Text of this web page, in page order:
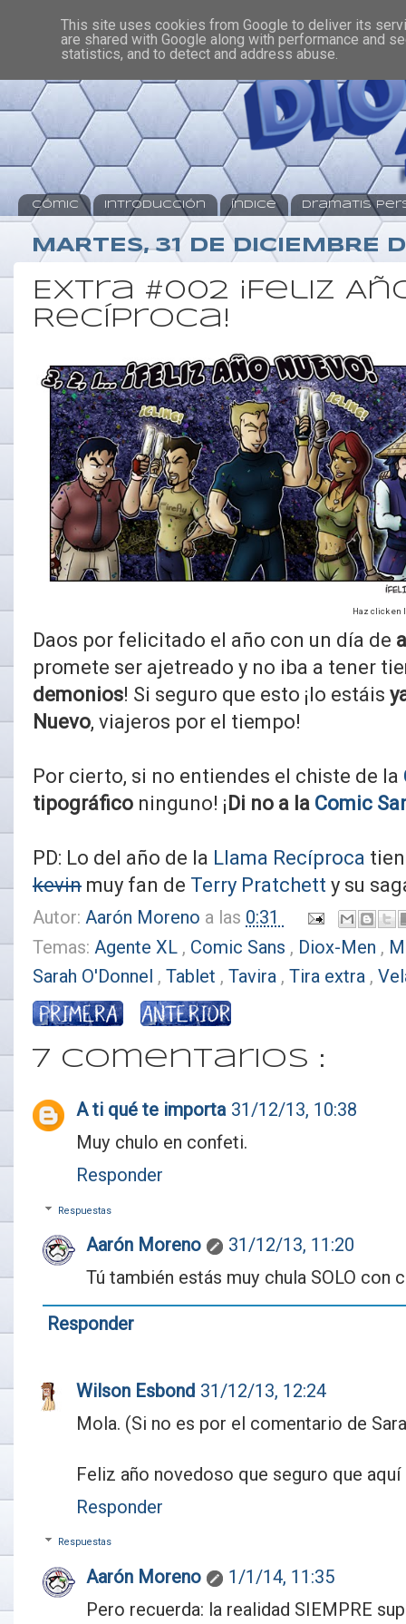
Cómic Introducción Índice Dramatis
MARTES, 31 DE DICIEMBRE
Extra #002 ¡Feliz
Recíproca!
Haz click en
Daos por felicitado el año con un día de
promete ser ajetreado y no iba a tener
demonios! Si seguro que esto ¡lo estáis
Nuevo, viajeros por el tiempo!
Por cierto, si no entiendes el chiste de la
tipográfico ninguno! ¡Di no a la Comic
PD: Lo del año de la Llama Recíproca
kevin muy fan de Terry Pratchett y su
Autor: Aarón Moreno a las 0:31
Temas: Agente XL , Comic Sans , Diox-Men ,
Sarah O'Donnel , Tablet , Tavira , Tira extra ,
7 comentarios :
A ti qué te importa 31/12/13, 10:38
Muy chulo en confeti.
Responder
Respuestas
Aarón Moreno
31/12/13, 11:20
Tú también estás muy chula SOLO con
Responder
Wilson Esbond 31/12/13, 12:24
Mola. (Si no es por el comentario de
Feliz año novedoso que seguro que
Responder
Respuestas
Aarón Moreno
1/1/14, 11:35
Pero recuerda: la realidad SIEMPRE
This site uses cookies from Google to deliver its
are shared with Google along with performance and
statistics, and to detect and address abuse.